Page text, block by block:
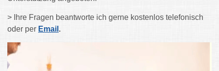
> Ihre Fragen beantworte ich gerne kostenlos telefonisch
oder per Email .